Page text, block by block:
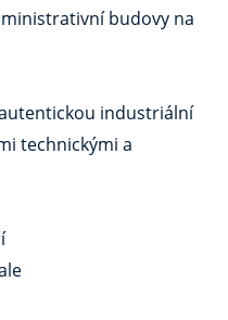
budovy na
industriální
technickými a